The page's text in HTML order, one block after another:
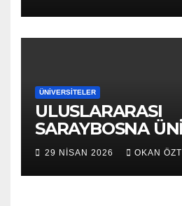
ÜNIVERSITELER
ULUSLARARASI
SARAYBOSNA
29 NISAN 2026 OKAN